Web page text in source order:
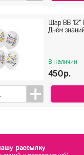
Шар ВВ 12"
Днём
В наличии
450р.
рассылку